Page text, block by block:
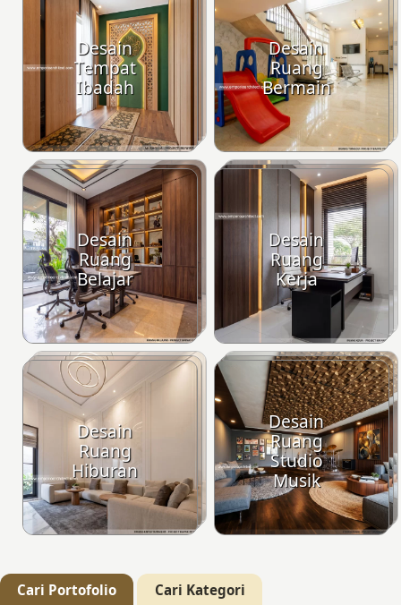
Desain
Tempat
Ibadah
Desain
Ruang
Bermain
Desain
Ruang
Belajar
Desain
Ruang
Kerja
Desain
Ruang
Hiburan
Desain
Ruang
Studio
Musik
Cari Portofolio Cari Kategori